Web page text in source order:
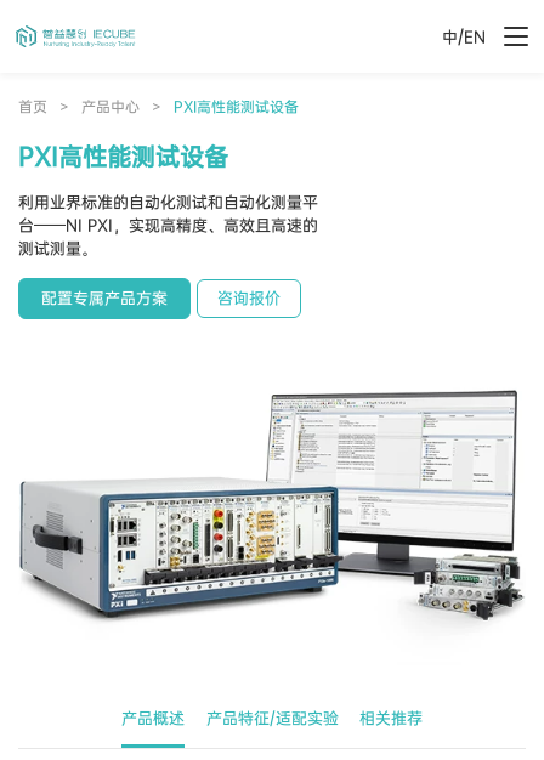
中/EN
首页 > 产品中心 > PXI高性能测试设备
PXI高性能测试设备
利用​业界​标准​的​自动​化​测试​和​自动​化​测量​平
台​——​NI PXI，​实现​高​精度、​高效​且​高速​的​
测试​测量。
配置专属产品方案 咨询报价
产品概述 产品特征/适配实验 相关推荐